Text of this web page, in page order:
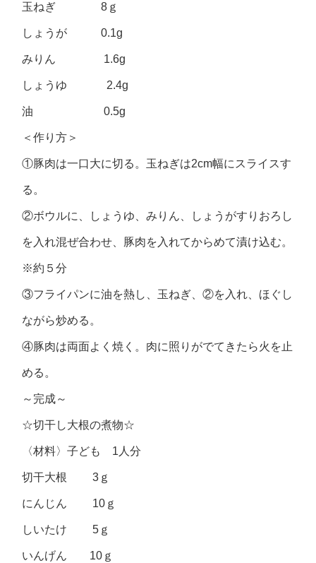
玉ねぎ 8ｇ
しょうが 0.1g
みりん 1.6g
しょうゆ 2.4g
油 0.5g
＜作り方＞
①豚肉は一口大に切る。玉ねぎは2cm幅にスライスす
る。
②ボウルに、しょうゆ、みりん、しょうがすりおろし
を入れ混ぜ合わせ、豚肉を入れてからめて漬け込む。
※約５分
③フライパンに油を熱し、玉ねぎ、②を入れ、ほぐし
ながら炒める。
④豚肉は両面よく焼く。肉に照りがでてきたら火を止
める。
～完成～
☆切干し大根の煮物☆
〈材料〉子ども 1人分
切干大根 3ｇ
にんじん 10ｇ
しいたけ 5ｇ
いんげん 10ｇ